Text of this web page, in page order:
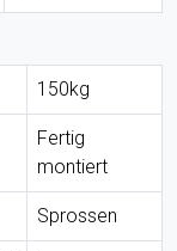
150kg
Fertig
montiert
Sprossen